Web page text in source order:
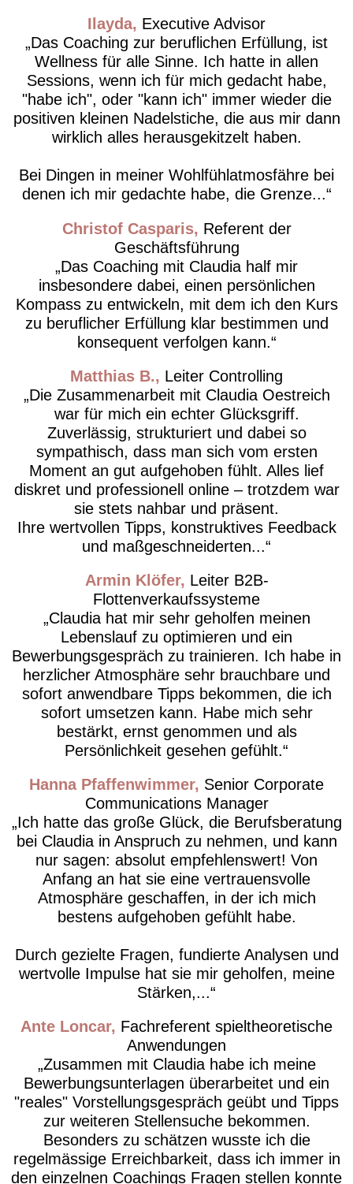
Ilayda Executive Advisor
Das Coaching zur beruflichen Erfüllung, ist
Wellness für alle Sinne. Ich hatte in allen
Sessions, wenn ich für mich gedacht habe,
"habe ich", oder "kann ich" immer wieder die
positiven kleinen Nadelstiche, die aus mir dann
wirklich alles herausgekitzelt haben.
Bei Dingen in meiner Wohlfühlatmosfähre bei
denen ich mir gedachte habe, die Grenze...
Christof Casparis
Referent der
Geschäftsführung
Das Coaching mit Claudia half mir
insbesondere dabei, einen persönlichen
Kompass zu entwickeln, mit dem ich den Kurs
zu beruflicher Erfüllung klar bestimmen und
konsequent verfolgen kann.
Matthias B.
Leiter Controlling
Die Zusammenarbeit mit Claudia Oestreich
war für mich ein echter Glücksgriff.
Zuverlässig, strukturiert und dabei so
sympathisch, dass man sich vom ersten
Moment an gut aufgehoben fühlt. Alles lief
diskret und professionell online – trotzdem war
sie stets nahbar und präsent.
Ihre wertvollen Tipps, konstruktives Feedback
und maßgeschneiderten...
Armin Klöfer
Leiter B2B-
Flottenverkaufssysteme
Claudia hat mir sehr geholfen meinen
Lebenslauf zu optimieren und ein
Bewerbungsgespräch zu trainieren. Ich habe in
herzlicher Atmosphäre sehr brauchbare und
sofort anwendbare Tipps bekommen, die ich
sofort umsetzen kann. Habe mich sehr
bestärkt, ernst genommen und als
Persönlichkeit gesehen gefühlt.
Hanna Pfaffenwimmer Senior Corporate
Communications Manager
Ich hatte das große Glück, die Berufsberatung
bei Claudia in Anspruch zu nehmen, und kann
nur sagen: absolut empfehlenswert! Von
Anfang an hat sie eine vertrauensvolle
Atmosphäre geschaffen, in der ich mich
bestens aufgehoben gefühlt habe.
Durch gezielte Fragen, fundierte Analysen und
wertvolle Impulse hat sie mir geholfen, meine
Stärken,...
Ante Loncar Fachreferent spieltheoretische
Anwendungen
Zusammen mit Claudia habe ich meine
Bewerbungsunterlagen überarbeitet und ein
"reales" Vorstellungsgespräch geübt und Tipps
zur weiteren Stellensuche bekommen.
Besonders zu schätzen wusste ich die
regelmässige Erreichbarkeit, dass ich immer in
den einzelnen Coachings Fragen stellen konnte